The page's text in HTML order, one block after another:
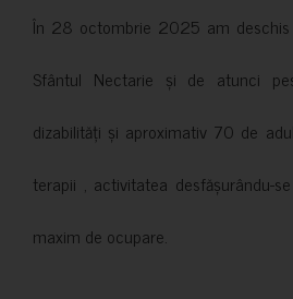
În 28 octombrie 2025 am deschis
Sfântul Nectarie și de atunci
dizabilități și aproximativ 70 de
terapii , activitatea desfășurându-
maxim de ocupare.